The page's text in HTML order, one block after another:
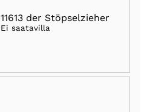
11613 der Stöpselzieher
Ei saatavilla